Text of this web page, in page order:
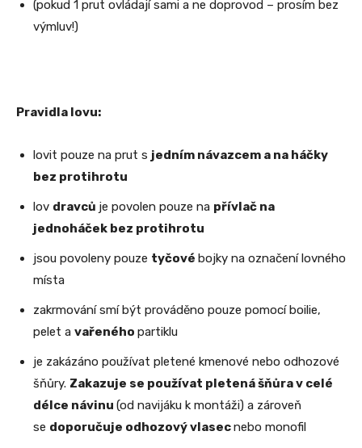
(pokud 1 prut ovládají sami a ne doprovod – prosím bez
výmluv!)
Pravidla lovu:
lovit pouze na prut s jedním návazcem a na háčky
bez protihrotu
lov dravců je povolen pouze na přívlač na
jednoháček bez protihrotu
jsou povoleny pouze tyčové bojky na označení lovného
místa
zakrmování smí být prováděno pouze pomocí boilie,
pelet a vařeného partiklu
je zakázáno používat pletené kmenové nebo odhozové
šňůry. Zakazuje se používat pletená šňůra v celé
délce návinu (od navijáku k montáži) a zároveň
se doporučuje odhozový vlasecnebo monofil